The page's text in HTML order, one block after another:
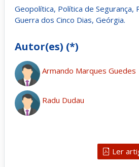
Geopolítica, Política de Segurança,
Guerra dos Cinco Dias, Geórgia.
Autor(es) (*)
Armando Marques Guedes
Radu Dudau
Ler